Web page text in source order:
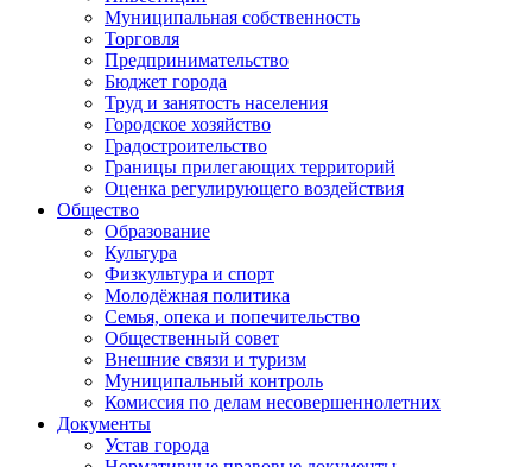
Муниципальная собственность
Торговля
Предпринимательство
Бюджет города
Труд и занятость населения
Городское хозяйство
Градостроительство
Границы прилегающих территорий
Оценка регулирующего воздействия
Общество
Образование
Культура
Физкультура и спорт
Молодёжная политика
Семья, опека и попечительство
Общественный совет
Внешние связи и туризм
Муниципальный контроль
Комиссия по делам несовершеннолетних
Документы
Устав города